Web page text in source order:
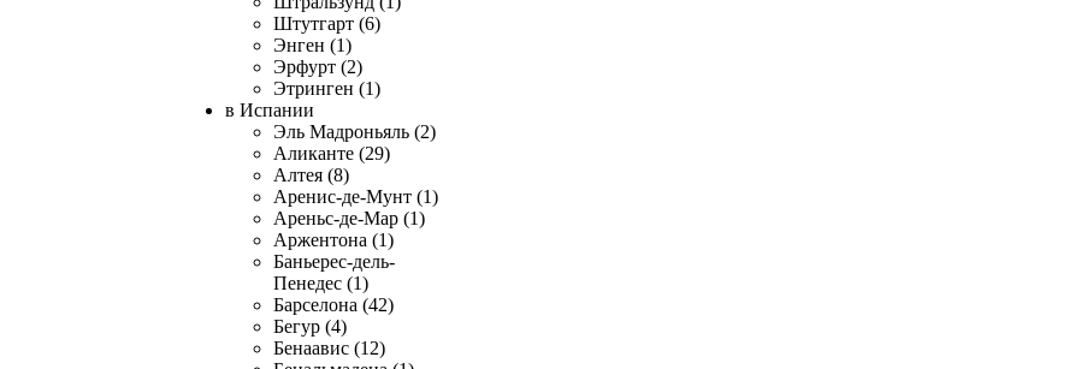
Штутгарт (6)
Энген (1)
Эрфурт (2)
Этринген (1)
в Испании
Эль Мадроньяль (2)
Аликанте (29)
Алтея (8)
Аренис-де-Мунт (1)
Ареньс-де-Мар (1)
Аржентона (1)
Баньерес-дель-
Пенедес (1)
Барселона (42)
Бегур (4)
Бенаавис (12)